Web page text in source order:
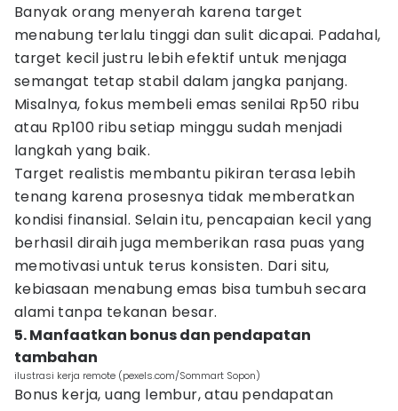
Banyak orang menyerah karena target
menabung terlalu tinggi dan sulit dicapai. Padahal,
target kecil justru lebih efektif untuk menjaga
semangat tetap stabil dalam jangka panjang.
Misalnya, fokus membeli emas senilai Rp50 ribu
atau Rp100 ribu setiap minggu sudah menjadi
langkah yang baik.
Target realistis membantu pikiran terasa lebih
tenang karena prosesnya tidak memberatkan
kondisi finansial. Selain itu, pencapaian kecil yang
berhasil diraih juga memberikan rasa puas yang
memotivasi untuk terus konsisten. Dari situ,
kebiasaan menabung emas bisa tumbuh secara
alami tanpa tekanan besar.
5. Manfaatkan bonus dan pendapatan
tambahan
ilustrasi kerja remote (pexels.com/Sommart Sopon)
Bonus kerja, uang lembur, atau pendapatan